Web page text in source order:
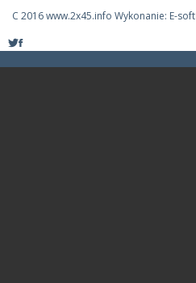
C 2016 www.2x45.info Wykonanie: E-soft